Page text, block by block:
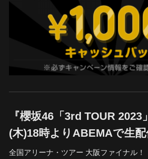
『櫻坂46「3rd TOUR 2023
(木)18時よりABEMAで生配
全国アリーナ・ツアー 大阪ファイナル！